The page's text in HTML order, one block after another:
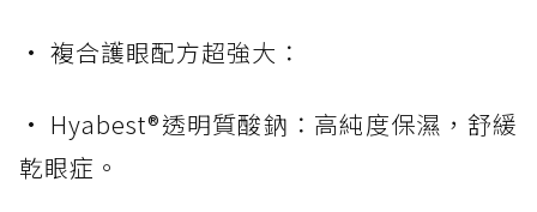
• 複合護眼配方超強大：
• Hyabest®透明質酸鈉：高純度保濕，舒緩
乾眼症。